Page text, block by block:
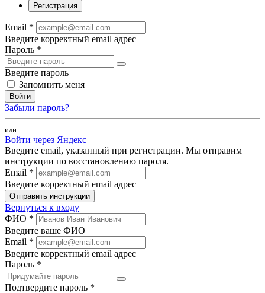
Регистрация
Email *
Введите корректный email адрес
Пароль *
Введите пароль
Запомнить меня
Войти
Забыли пароль?
или
Войти через Яндекс
Введите email, указанный при регистрации. Мы отправим
инструкции по восстановлению пароля.
Email *
Введите корректный email адрес
Отправить инструкции
Вернуться к входу
ФИО *
Введите ваше ФИО
Email *
Введите корректный email адрес
Пароль *
Подтвердите пароль *